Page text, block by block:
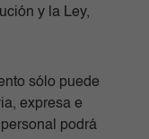
y la Ley,
sólo puede
expresa e
podrá